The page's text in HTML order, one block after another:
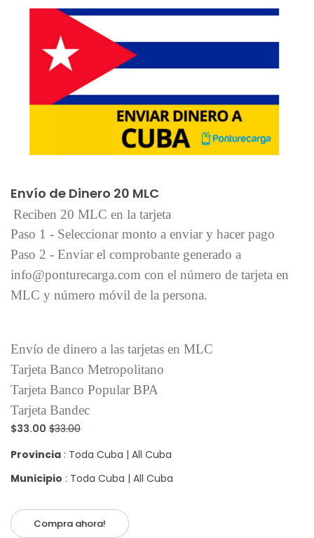
Envío de Dinero 20 MLC
Reciben 20 MLC en la tarjeta
Paso 1 - Seleccionar monto a enviar y hacer pago
Paso 2 - Enviar el comprobante generado a
info@ponturecarga.com con el número de tarjeta en
MLC y número móvil de la persona.
Envío de dinero a las tarjetas en MLC
Tarjeta Banco Metropolitano
Tarjeta Banco Popular BPA
Tarjeta Bandec
$33.00 $33.00
Provincia : Toda Cuba | All Cuba
Municipio : Toda Cuba | All Cuba
Compra ahora!